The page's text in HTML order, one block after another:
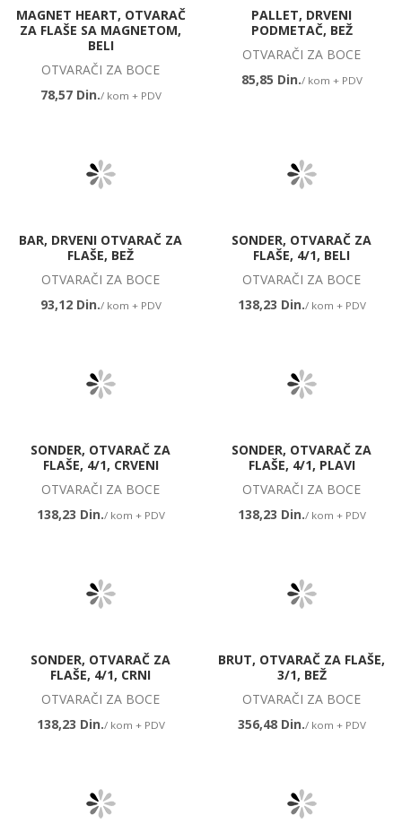
MAGNET HEART, OTVARAČ
ZA FLAŠE SA MAGNETOM,
BELI
OTVARAČI ZA BOCE
78,57 Din./ kom + PDV
PALLET, DRVENI
PODMETAČ, BEŽ
OTVARAČI ZA BOCE
85,85 Din./ kom + PDV
BAR, DRVENI OTVARAČ ZA
FLAŠE, BEŽ
OTVARAČI ZA BOCE
93,12 Din./ kom + PDV
SONDER, OTVARAČ ZA
FLAŠE, 4/1, BELI
OTVARAČI ZA BOCE
138,23 Din./ kom + PDV
SONDER, OTVARAČ ZA
FLAŠE, 4/1, CRVENI
OTVARAČI ZA BOCE
138,23 Din./ kom + PDV
SONDER, OTVARAČ ZA
FLAŠE, 4/1, PLAVI
OTVARAČI ZA BOCE
138,23 Din./ kom + PDV
SONDER, OTVARAČ ZA
FLAŠE, 4/1, CRNI
OTVARAČI ZA BOCE
138,23 Din./ kom + PDV
BRUT, OTVARAČ ZA FLAŠE,
3/1, BEŽ
OTVARAČI ZA BOCE
356,48 Din./ kom + PDV